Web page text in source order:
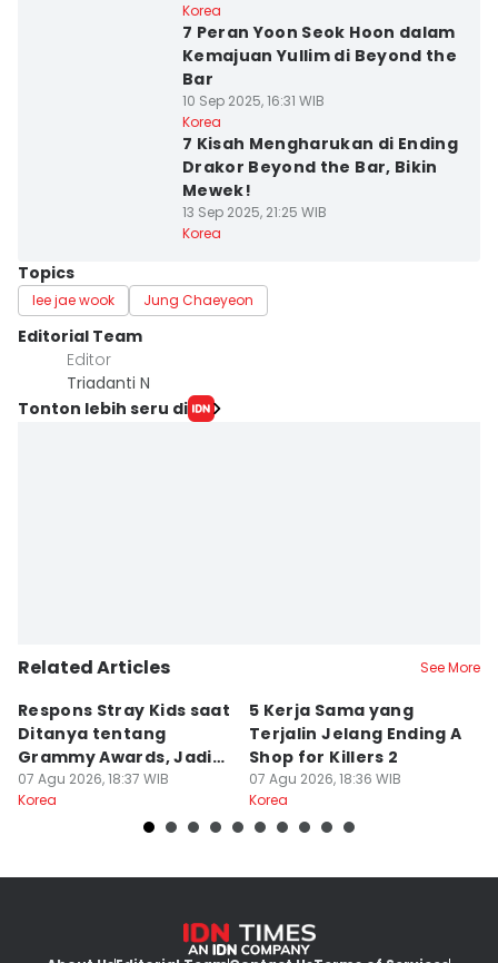
Korea
7 Peran Yoon Seok Hoon dalam
Kemajuan Yullim di Beyond the
Bar
10 Sep 2025, 16:31 WIB
Korea
7 Kisah Mengharukan di Ending
Drakor Beyond the Bar, Bikin
Mewek!
13 Sep 2025, 21:25 WIB
Korea
Topics
lee jae wook Jung Chaeyeon
Editorial Team
Editor
Triadanti N
Tonton lebih seru di
Related Articles See More
Respons Stray Kids saat
Ditanya tentang
Grammy Awards, Jadi
Sorotan!
07 Agu 2026, 18:37 WIB
Korea
5 Kerja Sama yang
Terjalin Jelang Ending A
Shop for Killers 2
07 Agu 2026, 18:36 WIB
Korea